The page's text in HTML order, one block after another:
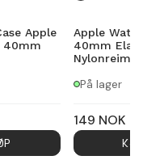
Apple
40mm
Apple
40mm
Nylonreim
På lager
149 NOK